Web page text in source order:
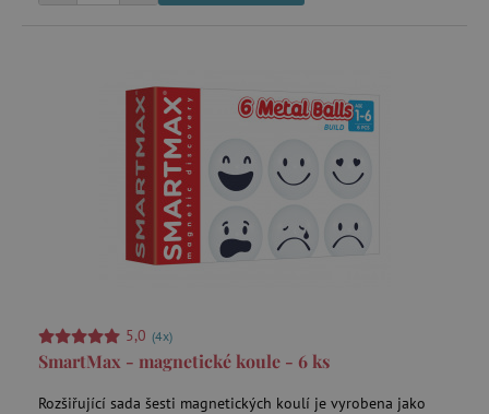
5,0 (4x)
SmartMax - magnetické koule - 6 ks
Rozšiřující sada šesti magnetických koulí je vyrobena jako
Google Privacy Policy